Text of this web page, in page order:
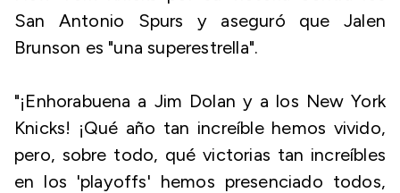
San Antonio Spurs y aseguró que Jalen
Brunson es "una superestrella".
"¡Enhorabuena a Jim Dolan y a los New York
Knicks! ¡Qué año tan increíble hemos vivido,
pero, sobre todo, qué victorias tan increíbles
en los 'playoffs' hemos presenciado todos,